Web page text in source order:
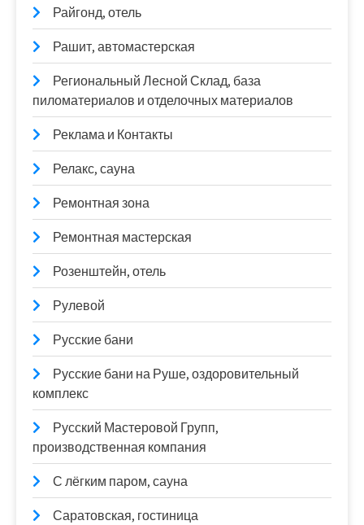
Райгонд, отель
Рашит, автомастерская
Региональный Лесной Склад, база
пиломатериалов и отделочных материалов
Реклама и Контакты
Релакс, сауна
Ремонтная зона
Ремонтная мастерская
Розенштейн, отель
Рулевой
Русские бани
Русские бани на Руше, оздоровительный
комплекс
Русский Мастеровой Групп,
производственная компания
С лёгким паром, сауна
Саратовская, гостиница